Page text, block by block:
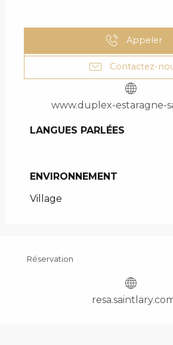
Appeler
Contactez-
www.duplex-estaragne-
LANGUES PARLÉES
LANGUES PARLÉES
ENVIRONNEMENT
ENVIRONNEMENT
Village
Réservation